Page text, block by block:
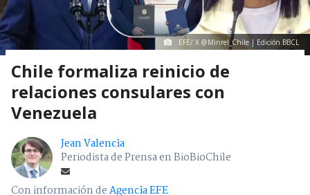
EFE/ X @Minrel_Chile | Edición BBCL
Chile formaliza reinicio de
relaciones consulares con
Venezuela
Jean Valencia
Periodista de Prensa en BioBioChile
Con información deAgencia EFE